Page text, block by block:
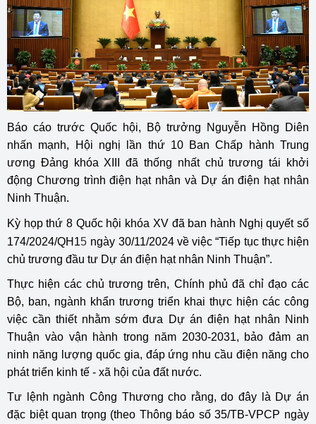
Báo cáo trước Quốc hội, Bộ trưởng Nguyễn Hồng Diên
nhấn mạnh, Hội nghị lần thứ 10 Ban Chấp hành Trung
ương Đảng khóa XIII đã thống nhất chủ trương tái khởi
động Chương trình điện hạt nhân và Dự án điện hạt nhân
Ninh Thuận.
Kỳ họp thứ 8 Quốc hội khóa XV đã ban hành Nghị quyết số
174/2024/QH15 ngày 30/11/2024 về việc “Tiếp tục thực hiện
chủ trương đầu tư Dự án điện hạt nhân Ninh Thuận”.
Thực hiện các chủ trương trên, Chính phủ đã chỉ đạo các
Bộ, ban, ngành khẩn trương triển khai thực hiện các công
việc cần thiết nhằm sớm đưa Dự án điện hạt nhân Ninh
Thuận vào vận hành trong năm 2030-2031, bảo đảm an
ninh năng lượng quốc gia, đáp ứng nhu cầu điện năng cho
phát triển kinh tế - xã hội của đất nước.
Tư lệnh ngành Công Thương cho rằng, do đây là Dự án
đặc biệt quan trọng (theo Thông báo số 35/TB-VPCP ngày